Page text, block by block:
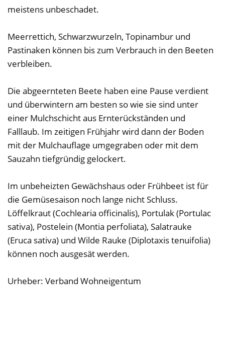
meistens unbeschadet.
Meerrettich, Schwarzwurzeln, Topinambur und
Pastinaken können bis zum Verbrauch in den Beeten
verbleiben.
Die abgeernteten Beete haben eine Pause verdient
und überwintern am besten so wie sie sind unter
einer Mulchschicht aus Ernterückständen und
Falllaub. Im zeitigen Frühjahr wird dann der Boden
mit der Mulchauflage umgegraben oder mit dem
Sauzahn tiefgründig gelockert.
Im unbeheizten Gewächshaus oder Frühbeet ist für
die Gemüsesaison noch lange nicht Schluss.
Löffelkraut (Cochlearia officinalis), Portulak (Portulac
sativa), Postelein (Montia perfoliata), Salatrauke
(Eruca sativa) und Wilde Rauke (Diplotaxis tenuifolia)
können noch ausgesät werden.
Urheber: Verband Wohneigentum